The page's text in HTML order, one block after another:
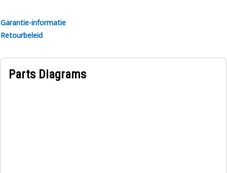
Garantie-informatie
Retourbeleid
Parts Diagrams